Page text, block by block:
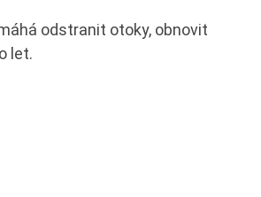
odstranit otoky, obnovit
let.